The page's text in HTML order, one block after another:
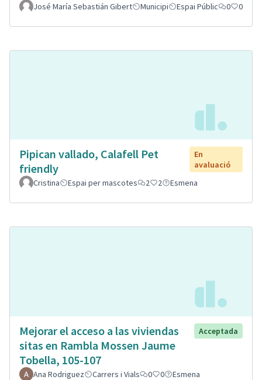
José María Sebastián Gibert Municipi Espai Públic 0 0
Pipican vallado, Calafell Pet
friendly
En
avaluació
Cristina
Espai per mascotes 2 2 Esmena
Mejorar el acceso a las viviendas
sitas en Rambla Mossen Jaume
Tobella, 105-107
Acceptada
Ana Rodriguez Carrers i Vials 0 0 Esmena